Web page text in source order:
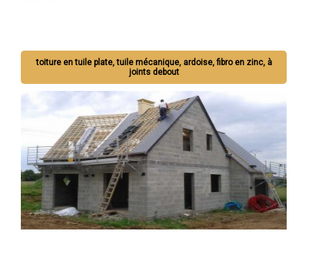
toiture en tuile plate, tuile mécanique, ardoise, fibro en zinc, à
joints debout